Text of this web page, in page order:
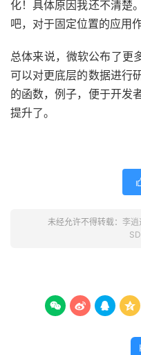
化！具体原因我还不清楚
吧，对于固定位置的应用
总体来说，微软公布了更
可以对更底层的数据进行
的函数，例子，便于开发
提升了。
未经允许不得转载： 李逍
   